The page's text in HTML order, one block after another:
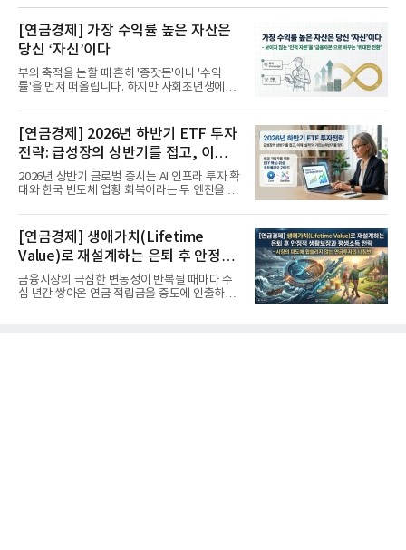
[연금경제] 가장 수익률 높은 자산은
당신 ‘자신’이다
부의 축적을 논할 때 흔히 '종잣돈'이나 '수익
률'을 먼저 떠올립니다. 하지만 사회초년생에게
[연금경제] 2026년 하반기 ETF 투자
전략: 급성장의 상반기를 접고, 이제
'실적'이 가르는 하반기를 맞다
2026년 상반기 글로벌 증시는 AI 인프라 투자 확
대와 한국 반도체 업황 회복이라는 두 엔진을 달
[연금경제] 생애가치(Lifetime
Value)로 재설계하는 은퇴 후 안정적
생활보장과 평생소득 전략
금융시장의 극심한 변동성이 반복될 때마다 수
십 년간 쌓아온 연금 적립금을 중도에 인출하거